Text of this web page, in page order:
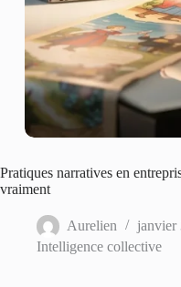
Pratiques narratives en
vraiment
Aurelien
janvier
Intelligence collective